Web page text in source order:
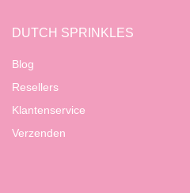
DUTCH SPRINKLES
Blog
Resellers
Klantenservice
Verzenden